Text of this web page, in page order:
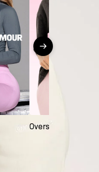
Oversize